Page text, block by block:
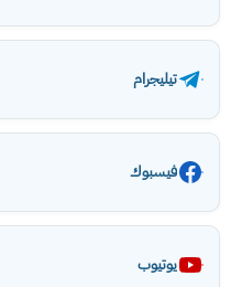
تيليجرام
فيسبوك
يوتيوب